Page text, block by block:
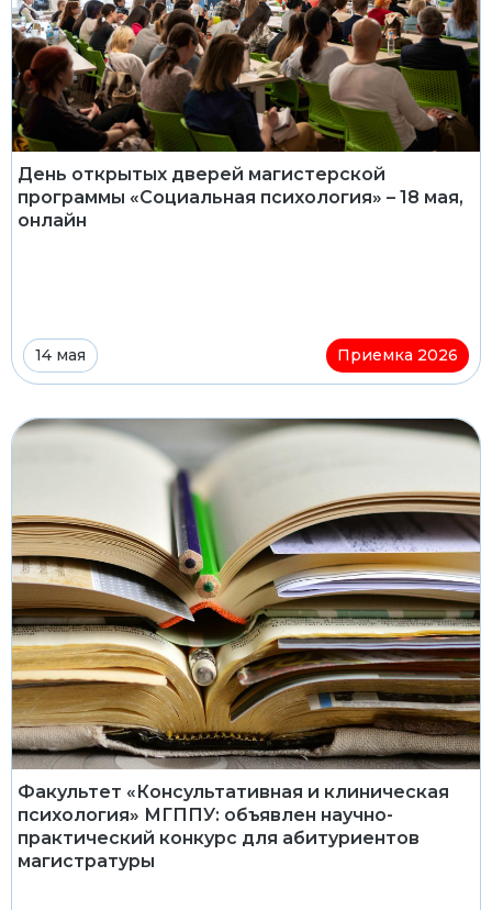
День открытых дверей магистерской
программы «Социальная психология» – 18 мая,
онлайн
14 мая Приемка 2026
Факультет «Консультативная и клиническая
психология» МГППУ: объявлен научно-
практический конкурс для абитуриентов
магистратуры